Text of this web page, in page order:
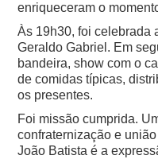
enriqueceram o
Às 19h30, foi celebrada
Geraldo Gabriel. Em
bandeira, show com o
de comidas típicas,
os presentes.
Foi missão cumprida.
confraternização e
João Batista é a